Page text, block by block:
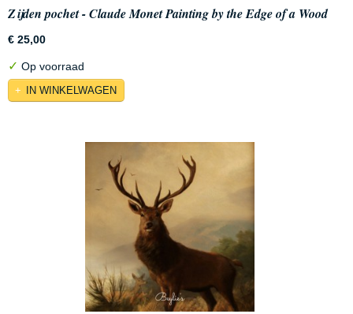
Zijden pochet - Claude Monet Painting by the Edge of a Wood
€ 25,00
✓ Op voorraad
IN WINKELWAGEN